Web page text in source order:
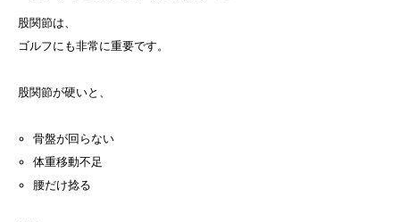
股関節は、
ゴルフにも非常に重要です。
股関節が硬いと、
骨盤が回らない
体重移動不足
腰だけ捻る